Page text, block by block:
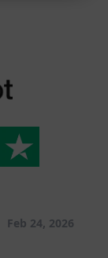
Feb 24, 2026